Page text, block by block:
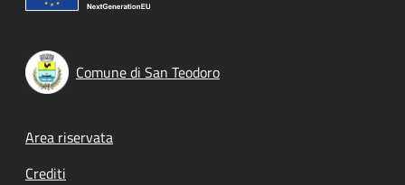
Comune di San Teodoro
Footer menu
Area riservata
Crediti